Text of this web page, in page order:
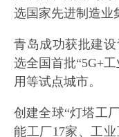
选国家先进制造业
青岛成功获批建
选全国首批“5G+
用等试点城市。
创建全球“灯塔工
能工厂17家、工